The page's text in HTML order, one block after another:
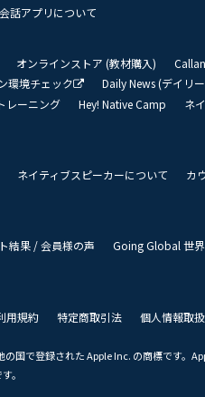
話アプリについて
オンラインストア (教材購入)
環境チェック
Daily News (デイリ
レーニング Hey! Native Camp
ネ
ネイティブスピーカーについて
カ
結果 / 会員様の声
Going Global 世
用規約 特定商取引法 個人情報取
国で登録された Apple Inc. の商標です。
。